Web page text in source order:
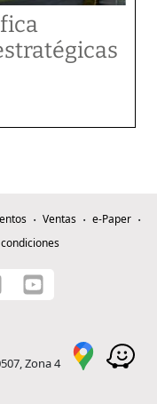
Ventas
e-Paper
Zona 4